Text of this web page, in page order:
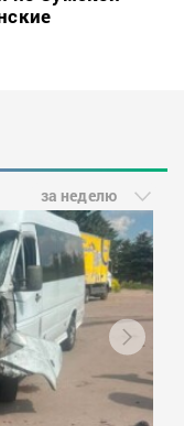
за неделю